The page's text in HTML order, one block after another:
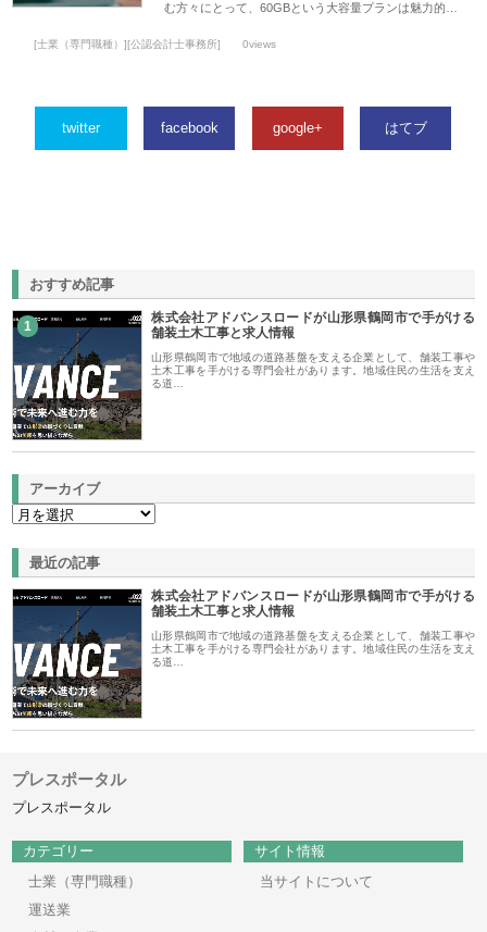
む方々にとって、60GBという大容量プランは魅力的…
[士業（専門職種）][公認会計士事務所] 0views
twitter facebook google+ はてブ
おすすめ記事
1
株式会社アドバンスロードが山形県鶴岡市で手がける
舗装土木工事と求人情報
山形県鶴岡市で地域の道路基盤を支える企業として、舗装工事や
土木工事を手がける専門会社があります。地域住民の生活を支え
る道…
アーカイブ
最近の記事
株式会社アドバンスロードが山形県鶴岡市で手がける
舗装土木工事と求人情報
山形県鶴岡市で地域の道路基盤を支える企業として、舗装工事や
土木工事を手がける専門会社があります。地域住民の生活を支え
る道…
プレスポータル
プレスポータル
カテゴリー
士業（専門職種）
運送業
サイト情報
当サイトについて